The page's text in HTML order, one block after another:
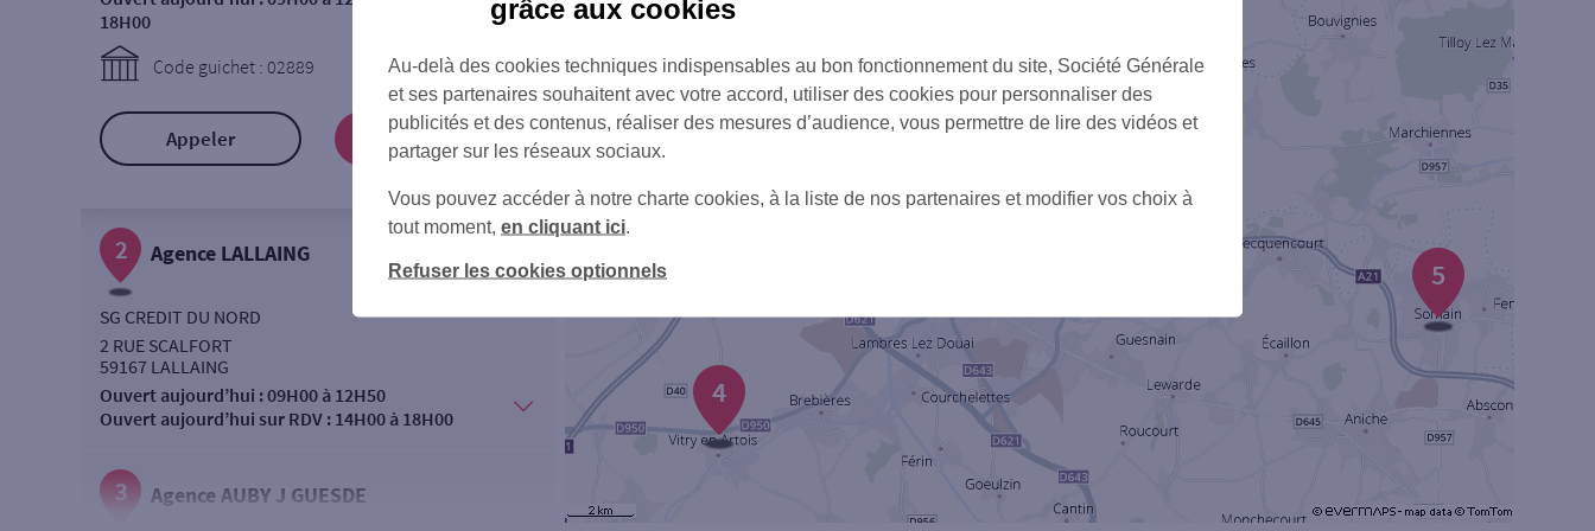
5
4
3
18H00
Code guichet : 02889
Appeler Prendre RDV
2 Agence LALLAING
SG CREDIT DU NORD
2 RUE SCALFORT
59167 LALLAING
Ouvert aujourd’hui :09H00 à 12H50
Ouvert aujourd’hui sur RDV : 14H00 à 18H00
3 Agence AUBY J GUESDE
grâce aux cookies
Au-delà des cookies techniques indispensables au bon fonctionnement du site, Société Générale
et ses partenaires souhaitent avec votre accord, utiliser des cookies pour personnaliser des
publicités et des contenus, réaliser des mesures d’audience, vous permettre de lire des vidéos et
partager sur les réseaux sociaux.
Vous pouvez accéder à notre charte cookies, à la liste de nos partenaires et modifier vos choix à
tout moment, en cliquant ici.
Refuser les cookies optionnels